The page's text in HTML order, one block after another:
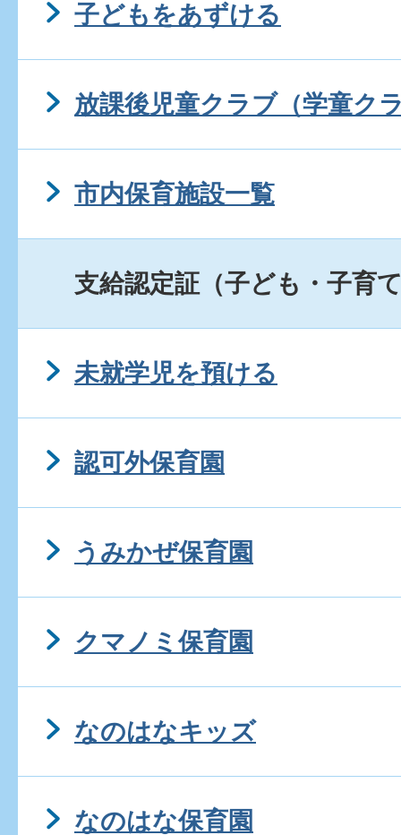
子どもをあずける
放課後児童クラブ（学童ク
市内保育施設一覧
支給認定証（子ども・子育
未就学児を預ける
認可外保育園
うみかぜ保育園
クマノミ保育園
なのはなキッズ
なのはな保育園